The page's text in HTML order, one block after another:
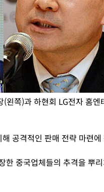
쪽)과 하현회 LG전자 홈엔
공격적인 판매 전략 마련
한 중국업체들의 추격을 뿌